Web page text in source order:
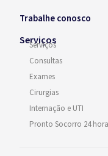
Trabalhe conosco
Serviços
Serviços
Consultas
Exames
Cirurgias
Internação e UTI
Pronto Socorro 24